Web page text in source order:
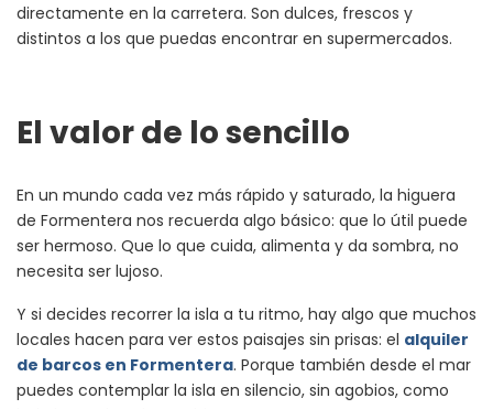
directamente en la carretera. Son dulces, frescos y
distintos a los que puedas encontrar en supermercados.
El valor de lo sencillo
En un mundo cada vez más rápido y saturado, la higuera
de Formentera nos recuerda algo básico: que lo útil puede
ser hermoso. Que lo que cuida, alimenta y da sombra, no
necesita ser lujoso.
Y si decides recorrer la isla a tu ritmo, hay algo que muchos
locales hacen para ver estos paisajes sin prisas: el alquiler
de barcos en Formentera. Porque también desde el mar
puedes contemplar la isla en silencio, sin agobios, como